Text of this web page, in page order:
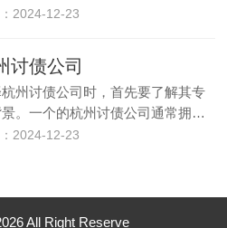
2024-12-23
讨债公司
州讨债公司时，首先要了解其专
景。一个的杭州讨债公司通常拥…
2024-12-23
All Right Reserve